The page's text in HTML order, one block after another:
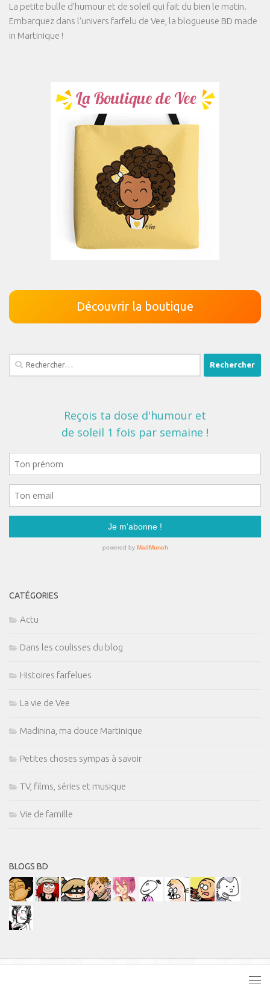
La petite bulle d’humour et de soleil qui fait du bien le matin.
Embarquez dans l'univers farfelu de Vee, la blogueuse BD made
in Martinique !
Découvrir la boutique
Rechercher :
CATÉGORIES
Actu
Dans les coulisses du blog
Histoires farfelues
La vie de Vee
Madinina, ma douce Martinique
Petites choses sympas à savoir
TV, films, séries et musique
Vie de famille
BLOGS BD